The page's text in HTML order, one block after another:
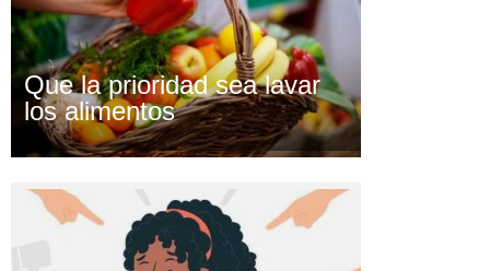
Que la prioridad sea lavar
los alimentos